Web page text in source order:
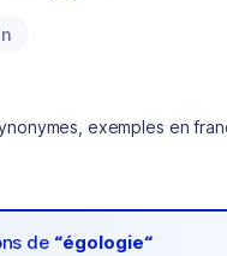
exemples en
de “égologie“